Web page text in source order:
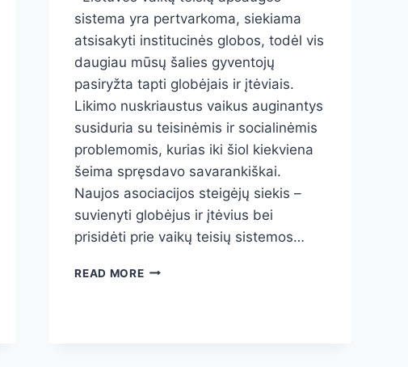
sistema yra pertvarkoma, siekiama
atsisakyti institucinės globos, todėl vis
daugiau mūsų šalies gyventojų
pasiryžta tapti globėjais ir įtėviais.
Likimo nuskriaustus vaikus auginantys
susiduria su teisinėmis ir socialinėmis
problemomis, kurias iki šiol kiekviena
šeima spręsdavo savarankiškai.
Naujos asociacijos steigėjų siekis –
suvienyti globėjus ir įtėvius bei
prisidėti prie vaikų teisių sistemos…
READ MOREGLOBĖJAI